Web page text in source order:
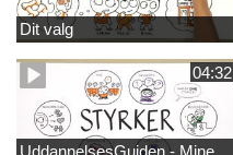
Dit valg
04:32